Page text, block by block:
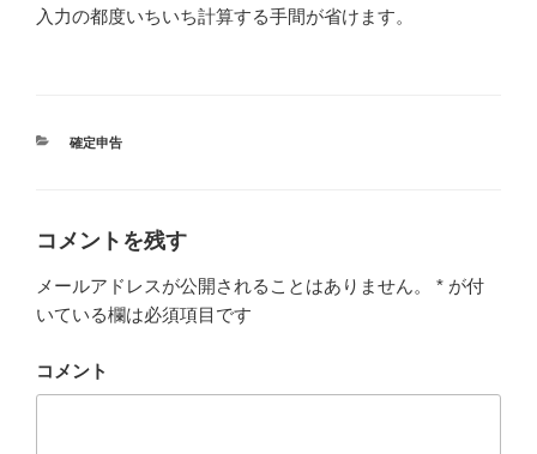
入力の都度いちいち計算する手間が省けます。
カ
ー
確定申告
コメントを残す
メールアドレスが公開されることはありません。 * が付
いている欄は必須項目です
コメント